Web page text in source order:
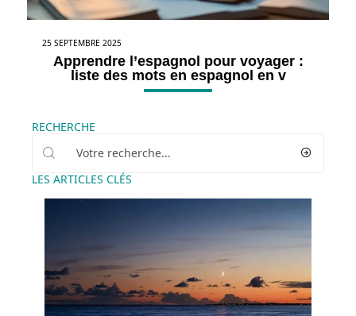
25 SEPTEMBRE 2025
Apprendre l’espagnol pour voyager :
liste des mots en espagnol en v
RECHERCHE
LES ARTICLES CLÉS